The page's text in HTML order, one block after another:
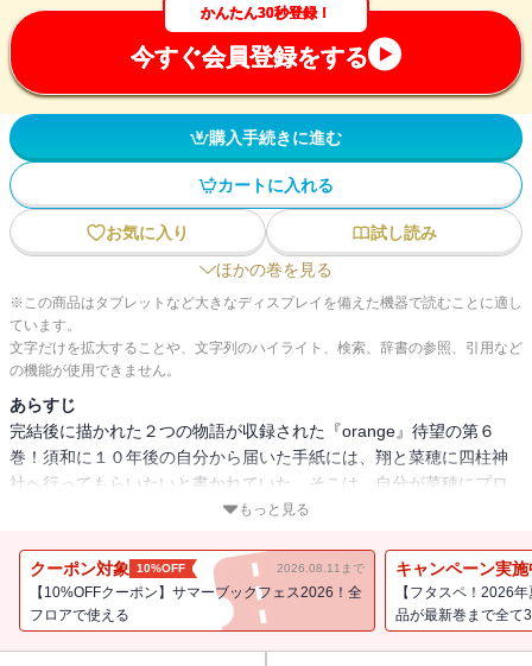
かんたん30秒登録！
今すぐ会員登録をする
購入手続きに進む
カートに入れる
お気に入り
試し読み
ほかの巻を見る
※この商品はタブレットなど大きなディスプレイを備えた機器で読むことに適し
ています。
文字だけを拡大することや、文字列のハイライト、検索、辞書の参照、引用など
の機能が使用できません。
あらすじ
完結後に描かれた２つの物語が収録された『orange』待望の第６
巻！須和に１０年後の自分から届いた手紙には、翔と菜穂に四柱神
社へ行ってもらいたいと書かれていた。そこは、自分が菜穂にプロ
ポーズをした場所で・・・。翔を失った世界と翔を救おうとした世
『orange-未来-』『orange-須和弘人-』
もっと見る
クーポン対象 10%OFF 2026.08.11まで
【10%OFFクーポン】サマーブックフェス2026！全
フロアで使える
キャンペーン実施
【フタスペ！2026
品が最新巻まで全て